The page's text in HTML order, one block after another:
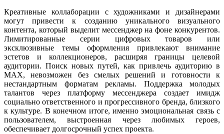
Креативные коллаборации с художниками и дизайнерами
могут привести к созданию уникального визуального
контента, который выделит мессенджер на фоне конкурентов.
Лимитированные серии цифровых товаров или
эксклюзивные темы оформления привлекают внимание
эстетов и коллекционеров, расширяя границы целевой
аудитории. Поиск новых путей, как привлечь аудиторию в
MAX, невозможен без смелых решений и готовности к
нестандартным форматам рекламы. Поддержка молодых
талантов через платформу мессенджера создает имидж
социально ответственного и прогрессивного бренда, близкого
к культуре. В конечном итоге, именно эмоциональная связь с
пользователем, выстроенная через любимых героев,
обеспечивает долгосрочный успех проекта.